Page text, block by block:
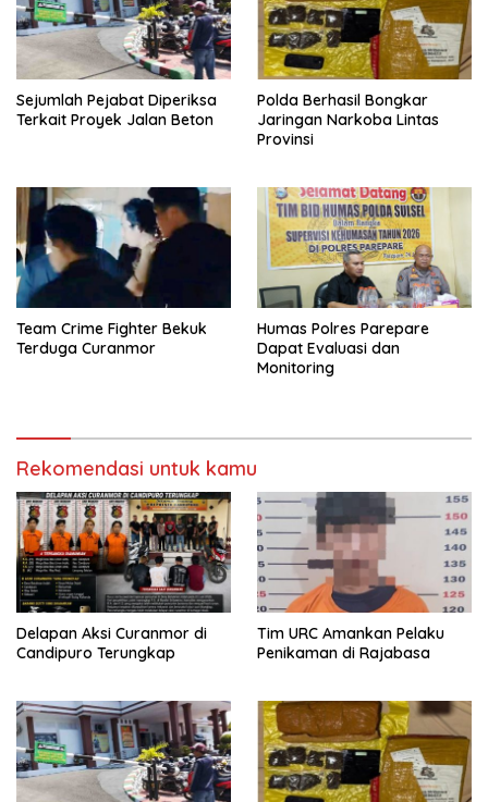
Sejumlah Pejabat Diperiksa
Terkait Proyek Jalan Beton
Polda Berhasil Bongkar
Jaringan Narkoba Lintas
Provinsi
Team Crime Fighter Bekuk
Terduga Curanmor
Humas Polres Parepare
Dapat Evaluasi dan
Monitoring
Rekomendasi untuk kamu
Delapan Aksi Curanmor di
Candipuro Terungkap
Tim URC Amankan Pelaku
Penikaman di Rajabasa